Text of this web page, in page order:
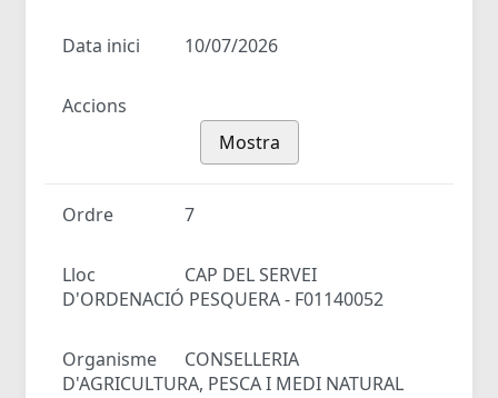
Data inici 10/07/2026
Accions
Mostra
Ordre 7
Lloc
CAP DEL SERVEI
D'ORDENACIÓ PESQUERA - F01140052
Organisme
CONSELLERIA
D'AGRICULTURA, PESCA I MEDI NATURAL